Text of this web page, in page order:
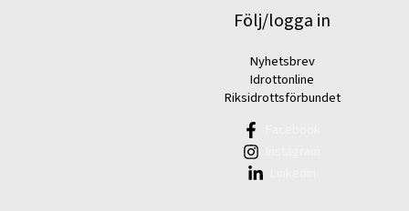
Följ/logga in
Nyhetsbrev
Idrottonline
Riksidrottsförbundet